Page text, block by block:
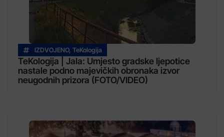
IZDVOJENO, TeKologija
TeKologija | Jala: Umjesto gradske ljepotice
nastale podno majevičkih obronaka izvor
neugodnih prizora (FOTO/VIDEO)